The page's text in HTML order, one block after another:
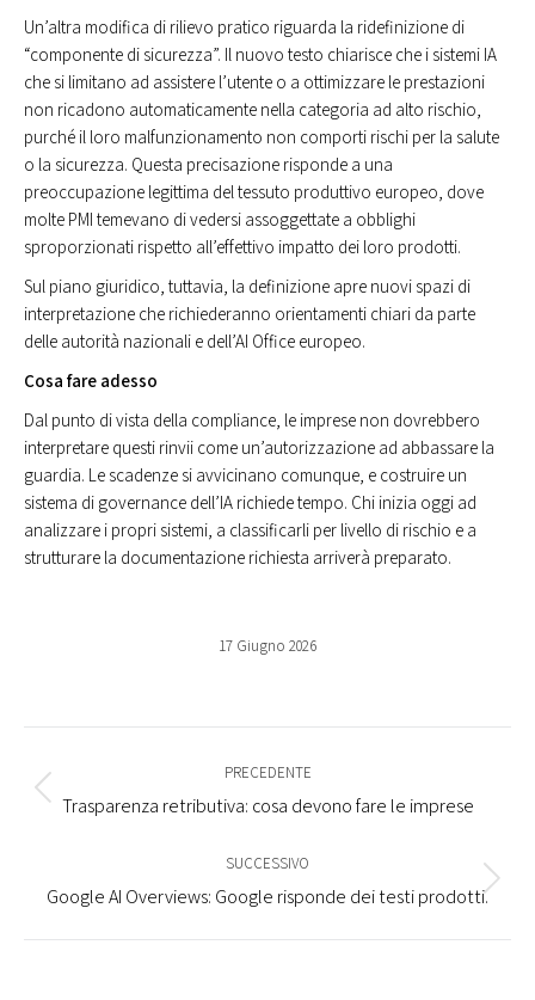
Un’altra modifica di rilievo pratico riguarda la ridefinizione di
“componente di sicurezza”. Il nuovo testo chiarisce che i sistemi IA
che si limitano ad assistere l’utente o a ottimizzare le prestazioni
non ricadono automaticamente nella categoria ad alto rischio,
purché il loro malfunzionamento non comporti rischi per la salute
o la sicurezza. Questa precisazione risponde a una
preoccupazione legittima del tessuto produttivo europeo, dove
molte PMI temevano di vedersi assoggettate a obblighi
sproporzionati rispetto all’effettivo impatto dei loro prodotti.
Sul piano giuridico, tuttavia, la definizione apre nuovi spazi di
interpretazione che richiederanno orientamenti chiari da parte
delle autorità nazionali e dell’AI Office europeo.
Cosa fare adesso
Dal punto di vista della compliance, le imprese non dovrebbero
interpretare questi rinvii come un’autorizzazione ad abbassare la
guardia. Le scadenze si avvicinano comunque, e costruire un
sistema di governance dell’IA richiede tempo. Chi inizia oggi ad
analizzare i propri sistemi, a classificarli per livello di rischio e a
strutturare la documentazione richiesta arriverà preparato.
17 Giugno 2026
di
navigazione
PRECEDENTE
Stile
Trasparenza retributiva: cosa devono fare le imprese
SUCCESSIVO
Numero
posts:
Google AI Overviews: Google risponde dei testi prodotti.